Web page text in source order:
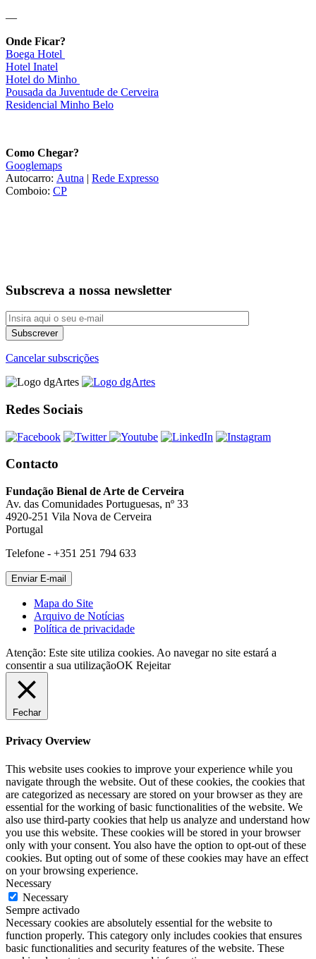
—
Onde Ficar?
Boega Hotel
Hotel Inatel
Hotel do Minho
Pousada da Juventude de Cerveira
Residencial Minho Belo
Como Chegar?
Googlemaps
Autocarro: Autna | Rede Expresso
Comboio: CP
Subscreva a nossa newsletter
Cancelar subscrições
Redes Sociais
Contacto
Fundação Bienal de Arte de Cerveira
Av. das Comunidades Portuguesas, nº 33
4920-251 Vila Nova de Cerveira
Portugal
Telefone - +351 251 794 633
Mapa do Site
Arquivo de Notícias
Política de privacidade
Atenção: Este site utiliza cookies. Ao navegar no site estará a
consentir a sua utilizaçãoOK Rejeitar
Fechar
Privacy Overview
This website uses cookies to improve your experience while you
navigate through the website. Out of these cookies, the cookies that
are categorized as necessary are stored on your browser as they are
essential for the working of basic functionalities of the website. We
also use third-party cookies that help us analyze and understand how
you use this website. These cookies will be stored in your browser
only with your consent. You also have the option to opt-out of these
cookies. But opting out of some of these cookies may have an effect
on your browsing experience.
Necessary
Necessary
Sempre activado
Necessary cookies are absolutely essential for the website to
function properly. This category only includes cookies that ensures
basic functionalities and security features of the website. These